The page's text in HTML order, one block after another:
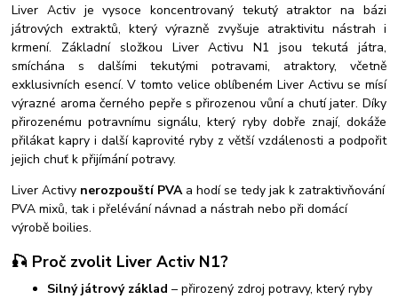
Liver Activ je vysoce koncentrovaný tekutý atraktor na bázi
játrových extraktů, který výrazně zvyšuje atraktivitu nástrah i
krmení. Základní složkou Liver Activu N1 jsou tekutá játra,
smíchána s dalšími tekutými potravami, atraktory, včetně
exklusivních esencí. V tomto velice oblíbeném Liver Activu se mísí
výrazné aroma černého pepře s přirozenou vůní a chutí jater. Díky
přirozenému potravnímu signálu, který ryby dobře znají, dokáže
přilákat kapry i další kaprovité ryby z větší vzdálenosti a podpořit
jejich chuť k přijímání potravy.
Liver Activy nerozpouští PVAa hodí se tedy jak k zatraktivňování
PVA mixů, tak i přelévání návnad a nástrah nebo při domácí
výrobě boilies.
🎣 Proč zvolit Liver Activ N1?
Silný játrový základ – přirozený zdroj potravy, který ryby